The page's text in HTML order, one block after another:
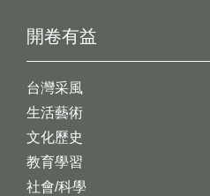
開卷有益
台灣采風
生活藝術
文化歷史
教育學習
社會/科學